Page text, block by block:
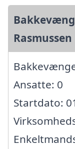
Rasmussen
Ansatte: 0
Startdato: